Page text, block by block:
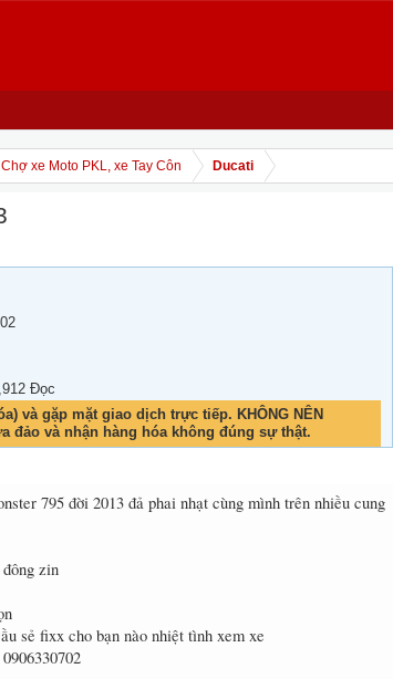
Chợ xe Moto PKL, xe Tay Côn Ducati
Đọc
và gặp mặt giao dịch trực tiếp. KHÔNG NÊN
đảo và nhận hàng hóa không đúng sự thật.
795 đời 2013 đả phai nhạt cùng mình trên nhiều cung
zin
sẻ fixx cho bạn nào nhiệt tình xem xe